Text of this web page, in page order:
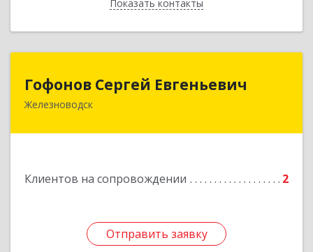
Показать контакты
Назад
Гофонов Сергей Евгеньевич
Железноводск
Клиентов на сопровождении 2
Отправить заявку
Гофонов Сергей Евгеньевич
Отправить заявку